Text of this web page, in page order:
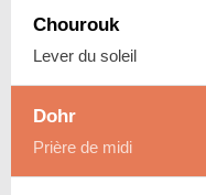
Chourouk
Lever du soleil
Dohr
Prière de midi